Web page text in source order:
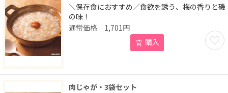
＼保存食におすすめ／食欲を誘う、梅の香りと磯
の味！
お気
1,701 円
購入
肉じゃが・3袋セット